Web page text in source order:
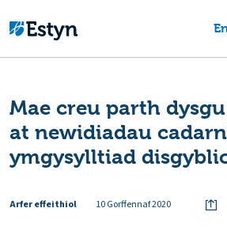
Mae creu parth
at newidiadau
ymgysylltiad
Arfer effeithiol 10 Gorffennaf 2020